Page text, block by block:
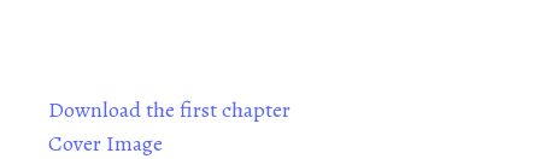
Download the first chapter
Cover Image